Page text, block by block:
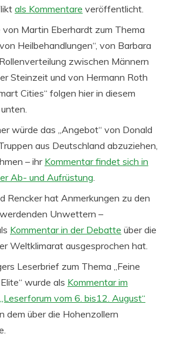
als Kommentare veröffentlicht.
von Martin Eberhardt zum Thema
Heilbehandlungen“, von Barbara
zwischen Männern
Steinzeit und von Hermann Roth
Cities“ folgen hier in diesem
würde das „Angebot“ von Donald
aus Deutschland abzuziehen,
– ihr Kommentar findet sich in
Ab- und Aufrüstung.
Rencker hat Anmerkungen zu den
Unwettern –
Kommentar in der Debatte über die
Weltklimarat ausgesprochen hat.
Leserbrief zum Thema „Feine
wurde als Kommentar im
vom 6. bis12. August“
dem über die Hohenzollern